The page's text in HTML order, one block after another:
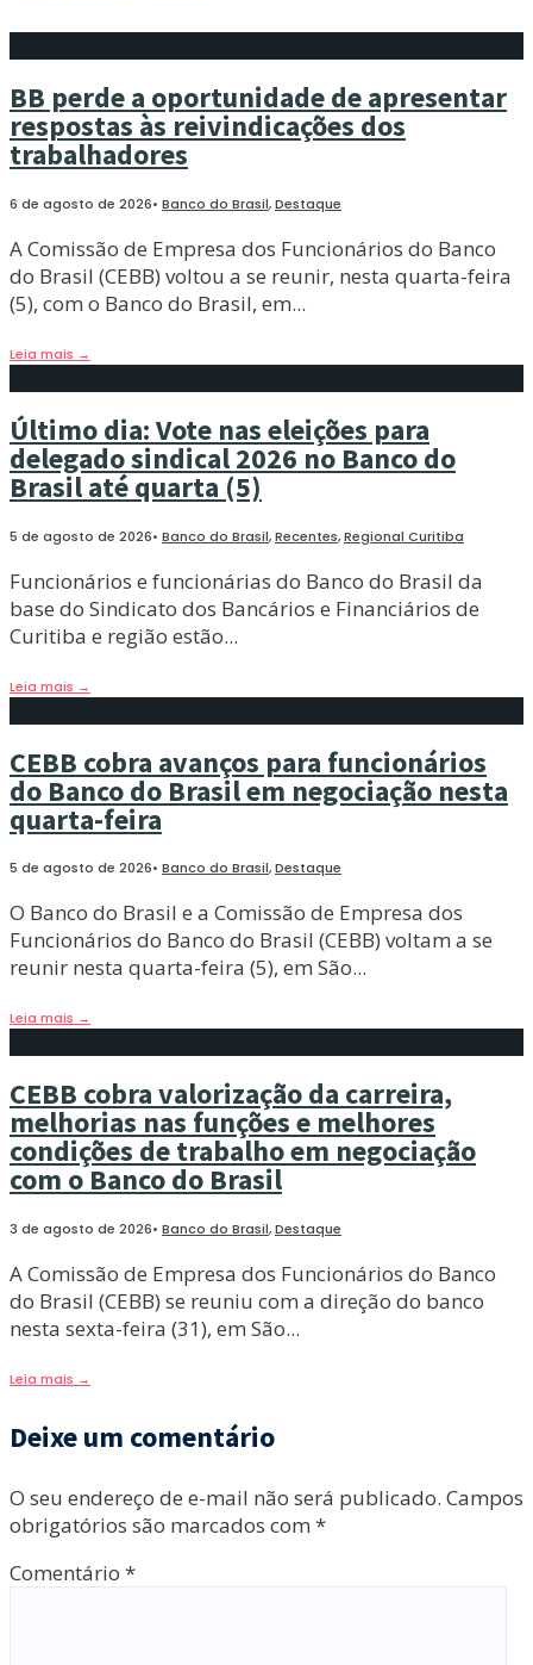
BB perde a oportunidade de apresentar
respostas às reivindicações dos
trabalhadores
6 de agosto de 2026• Banco do Brasil,Destaque
A Comissão de Empresa dos Funcionários do Banco
do Brasil (CEBB) voltou a se reunir, nesta quarta-feira
(5), com o Banco do Brasil, em...
Leia mais →
Último dia: Vote nas eleições para
delegado sindical 2026 no Banco do
Brasil até quarta (5)
5 de agosto de 2026• Banco do Brasil,Recentes,Regional Curitiba
Funcionários e funcionárias do Banco do Brasil da
base do Sindicato dos Bancários e Financiários de
Curitiba e região estão...
Leia mais →
CEBB cobra avanços para funcionários
do Banco do Brasil em negociação nesta
quarta-feira
5 de agosto de 2026• Banco do Brasil,Destaque
O Banco do Brasil e a Comissão de Empresa dos
Funcionários do Banco do Brasil (CEBB) voltam a se
reunir nesta quarta-feira (5), em São...
Leia mais →
CEBB cobra valorização da carreira,
melhorias nas funções e melhores
condições de trabalho em negociação
com o Banco do Brasil
3 de agosto de 2026• Banco do Brasil,Destaque
A Comissão de Empresa dos Funcionários do Banco
do Brasil (CEBB) se reuniu com a direção do banco
nesta sexta-feira (31), em São...
Leia mais →
Deixe um comentário
O seu endereço de e-mail não será publicado. Campos
obrigatórios são marcados com *
Comentário *